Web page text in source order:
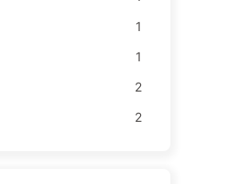
1
1
2
2